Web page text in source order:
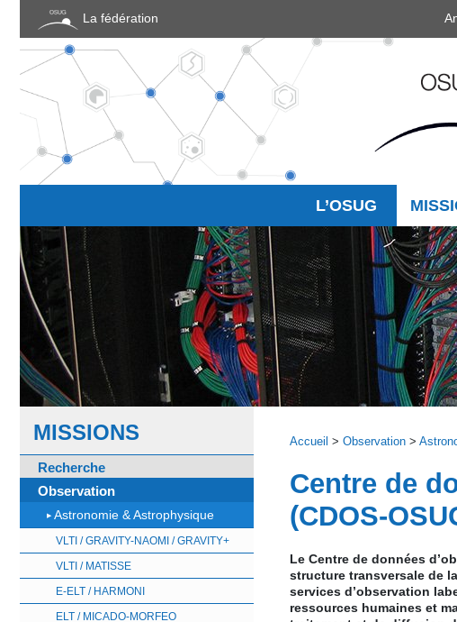
La fédération
L’OSUG
MISSIONS
Recherche
Observation
Astronomie & Astrophysique
VLTI / GRAVITY-NAOMI / GRAVITY+
VLTI / MATISSE
E-ELT / HARMONI
ELT / MICADO-MORFEO
Accueil > Observation >
Centre de
(CDOS-
Le Centre de données
structure transversale de
services d’observation
ressources humaines et
Panneau de gestion des cookies